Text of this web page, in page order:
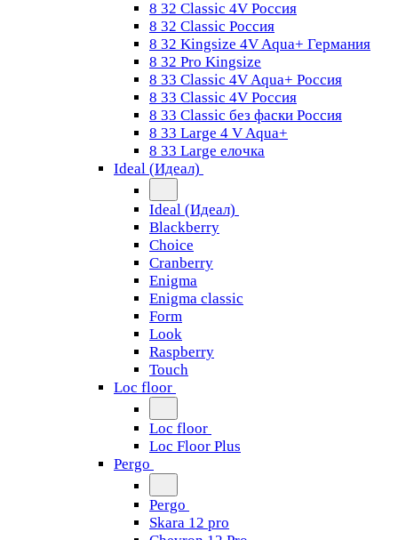
8 32 Classic 4V Россия
8 32 Classic Россия
8 32 Kingsize 4V Aqua+ Германия
8 32 Pro Kingsize
8 33 Classic 4V Aqua+ Россия
8 33 Classic 4V Россия
8 33 Classic без фаски Россия
8 33 Large 4 V Aqua+
8 33 Large елочка
Ideal (Идеал)
Ideal (Идеал)
Blackberry
Choice
Cranberry
Enigma
Enigma classic
Form
Look
Raspberry
Touch
Loc floor
Loc floor
Loc Floor Plus
Pergo
Pergo
Skara 12 pro